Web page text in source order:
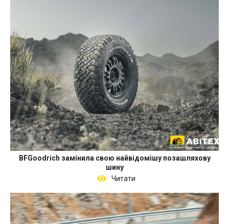
BFGoodrich замінила свою найвідомішу позашляхову
шину
Читати